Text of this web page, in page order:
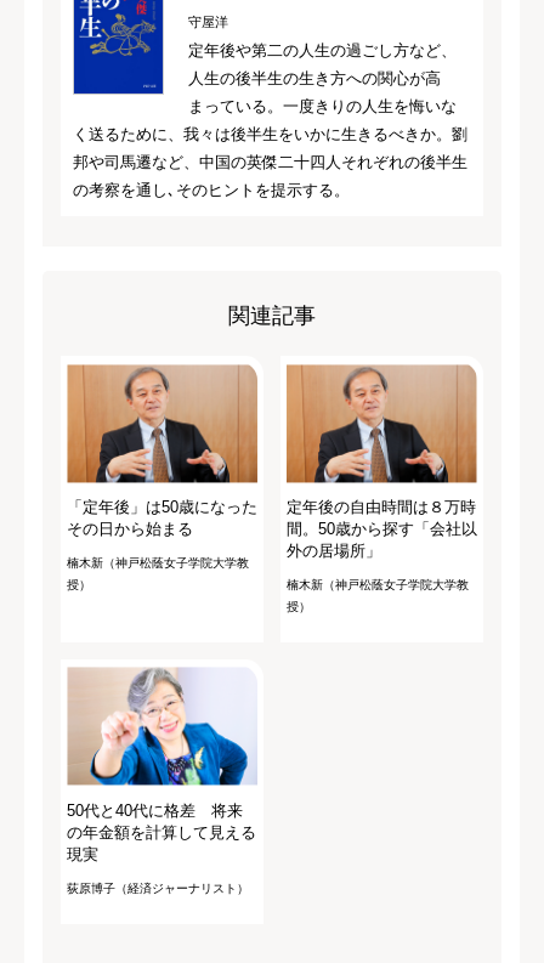
守屋洋
定年後や第二の人生の過ごし方など、
人生の後半生の生き方への関心が高
まっている。一度きりの人生を悔いな
く送るために、我々は後半生をいかに生きるべきか。劉
邦や司馬遷など、中国の英傑二十四人それぞれの後半生
の考察を通し､そのヒントを提示する。
関連記事
「定年後」は50歳になった
その日から始まる
楠木新（神戸松蔭女子学院大学教
授）
定年後の自由時間は８万時
間。50歳から探す「会社以
外の居場所」
楠木新（神戸松蔭女子学院大学教
授）
50代と40代に格差 将来
の年金額を計算して見える
現実
荻原博子（経済ジャーナリスト）